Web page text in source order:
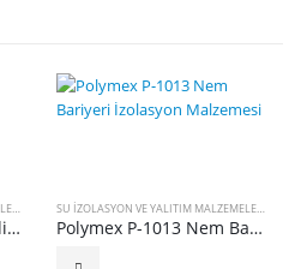
SU İZOLASYON VE YALITIM MALZEMELERI
Polymex P-1012-PRC Poliüretan Su İzolasyon Anakat Elastik
SU İZOLASYON VE YALITIM MALZEMELERI
Polymex P-1013 Nem Bariyeri İzolasyon Malzemesi